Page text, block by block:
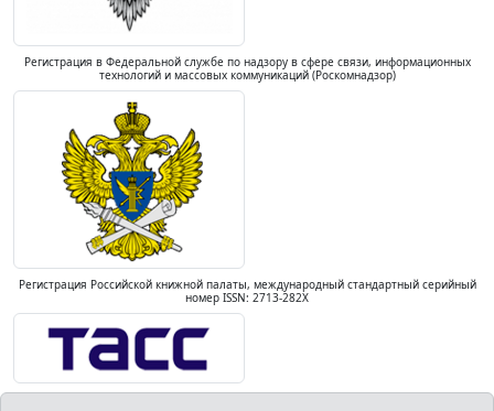
Регистрация в Федеральной службе по надзору в сфере связи, информационных
технологий и массовых коммуникаций (Роскомнадзор)
Регистрация Российской книжной палаты, международный стандартный серийный
номер ISSN: 2713-282X